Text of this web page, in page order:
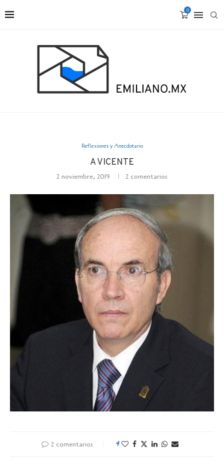
0
Reflexiones y Anecdotario
A VICENTE
2 noviembre, 2019 2 comentarios
2 comentarios 4